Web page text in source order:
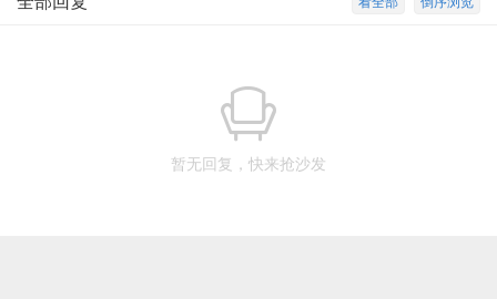
暂无回复，快来抢沙发